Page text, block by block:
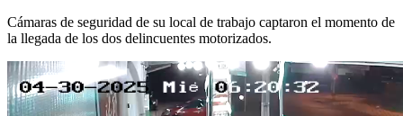
Cámaras de seguridad de su local de trabajo captaron el momento de
la llegada de los dos delincuentes motorizados.